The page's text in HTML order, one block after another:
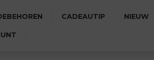
CADEAUTIP NIEUW